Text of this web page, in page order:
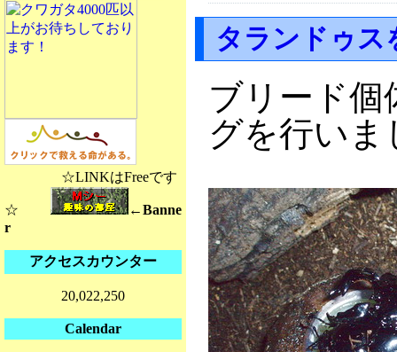
☆LINKはFreeです
☆
←Banne
r
アクセスカウンター
20,022,250
Calendar
タランドゥス
ブリード個
グを行い